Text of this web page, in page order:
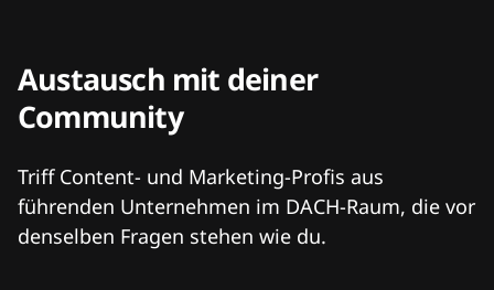
Austausch mit deiner
Community
Triff Content- und Marketing-Profis aus
führenden Unternehmen im DACH-Raum, die vor
denselben Fragen stehen wie du.